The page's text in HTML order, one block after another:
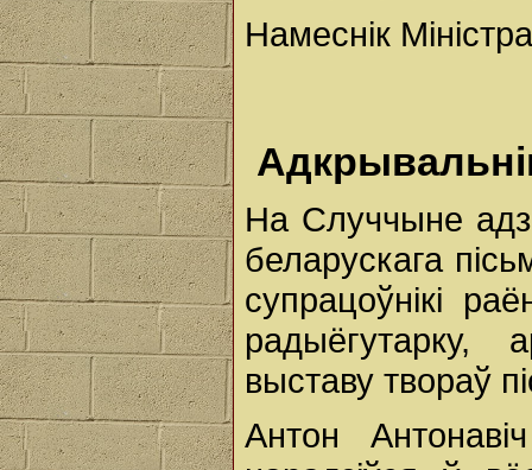
Намеснік
На Случчыне
беларускага
супрацоўнікі
радыёгутарку,
выставу твораў
Антон